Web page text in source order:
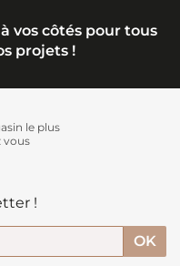
vos côtés pour tous
projets !
le plus
vous
!